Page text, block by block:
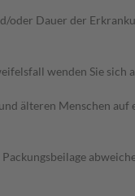
oder Dauer der
wenden Sie sich
älteren Menschen